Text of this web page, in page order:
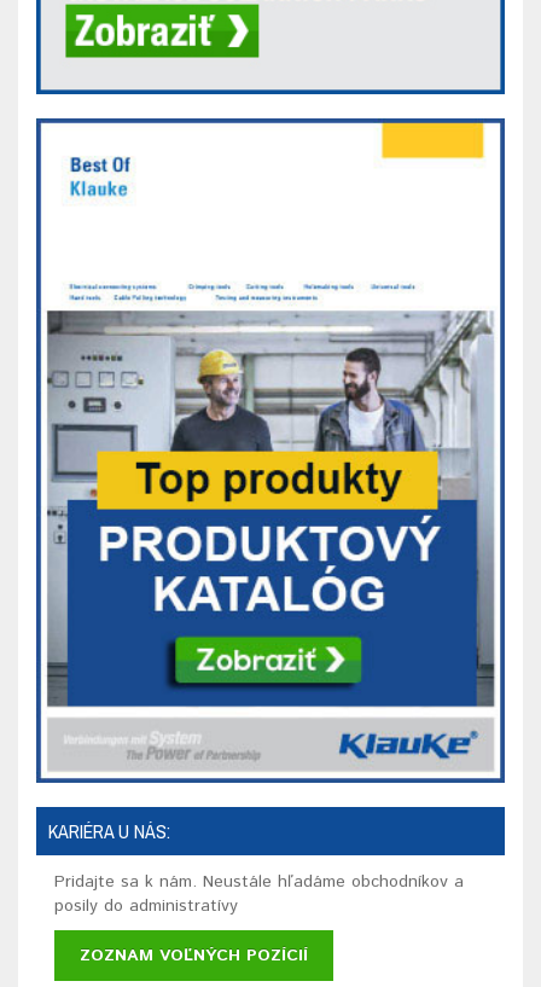
KARIÉRA U NÁS:
Pridajte sa k nám. Neustále hľadáme obchodníkov a
posily do administratívy
ZOZNAM VOĽNÝCH POZÍCIÍ